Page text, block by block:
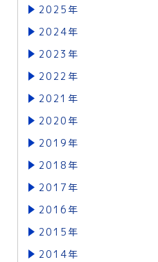
2025年
2024年
2023年
2022年
2021年
2020年
2019年
2018年
2017年
2016年
2015年
2014年